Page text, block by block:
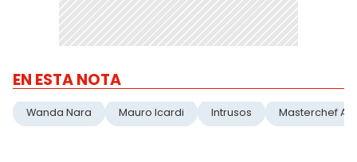
EN ESTA NOTA
Wanda Nara Mauro Icardi Intrusos Masterchef